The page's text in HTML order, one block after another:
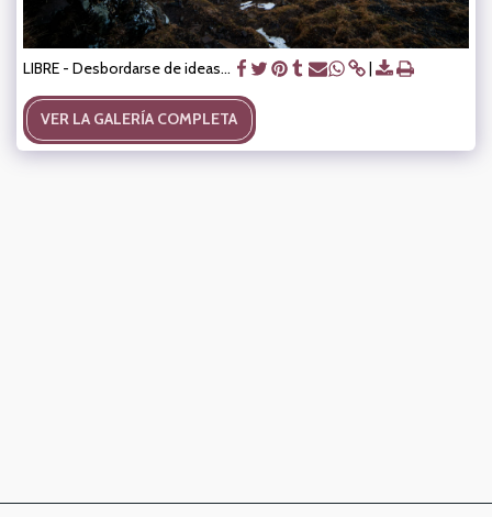
LIBRE - Desbordarse de ideas...
VER LA GALERÍA COMPLETA